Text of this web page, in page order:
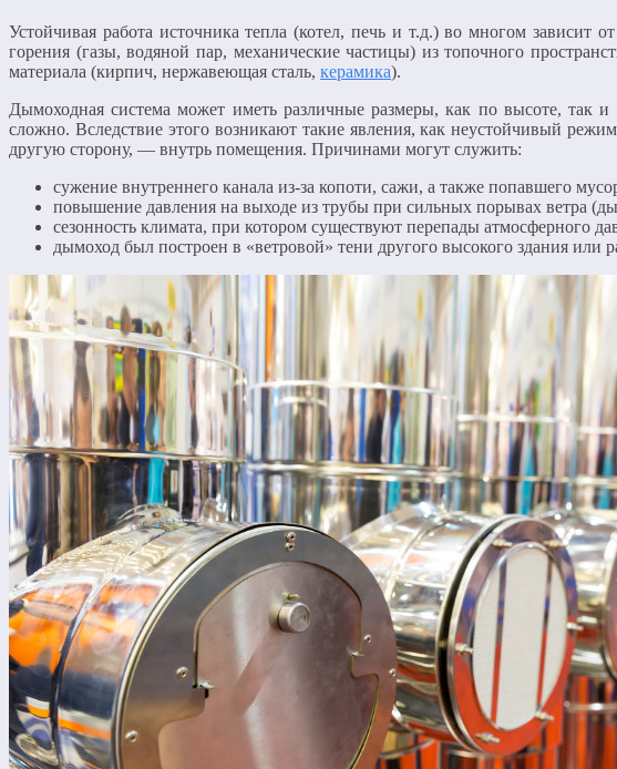
Устойчивая работа источника тепла (котел, печь и т.д.) во многом
горения (газы, водяной пар, механические частицы) из топочного
материала (кирпич, нержавеющая сталь, керамика).
Дымоходная система может иметь различные размеры, как по высоте, так
сложно. Вследствие этого возникают такие явления, как неустойчивый
другую сторону, — внутрь помещения. Причинами могут служить:
сужение внутреннего канала из-за копоти, сажи, а также попавшего
повышение давления на выходе из трубы при сильных порывах ветра
сезонность климата, при котором существуют перепады атмосферного
дымоход был построен в «ветровой» тени другого высокого здания или